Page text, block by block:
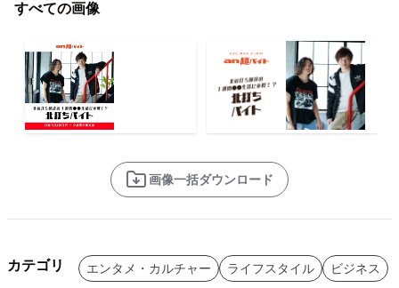
すべての画像
画像一括ダウンロード
カテゴリ エンタメ・カルチャー ライフスタイル ビジネス